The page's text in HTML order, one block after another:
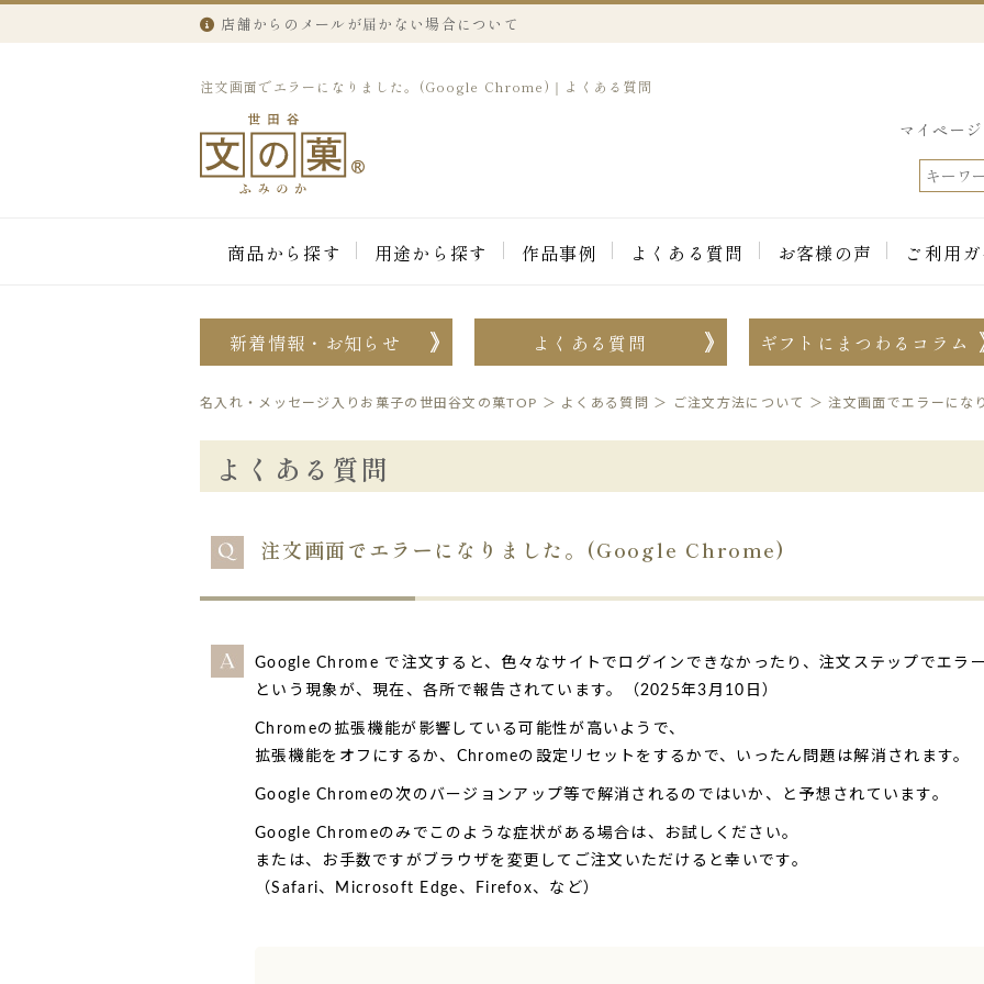
店舗からのメールが届かない場合について
注文画面でエラーになりました。(Google Chrome)｜よくある質問
マイページ
商品から探す 用途から探す 作品事例 よくある質問 お客様の声 ご利用
新着情報・お知らせ よくある質問 ギフトにまつわるコラム
名入れ・メッセージ入りお菓子の世田谷文の菓TOP ＞ よくある質問 ＞ ご注文方法について ＞注文画面でエラーにな
よくある質問
注文画面でエラーになりました。(Google Chrome)
Google Chrome で注文すると、色々なサイトでログインできなかったり、注文ステップでエラ
という現象が、現在、各所で報告されています。（2025年3月10日）
Chromeの拡張機能が影響している可能性が高いようで、
拡張機能をオフにするか、Chromeの設定リセットをするかで、いったん問題は解消されます。
Google Chromeの次のバージョンアップ等で解消されるのではいか、と予想されています。
Google Chromeのみでこのような症状がある場合は、お試しください。
または、お手数ですがブラウザを変更してご注文いただけると幸いです。
（Safari、Microsoft Edge、Firefox、など）